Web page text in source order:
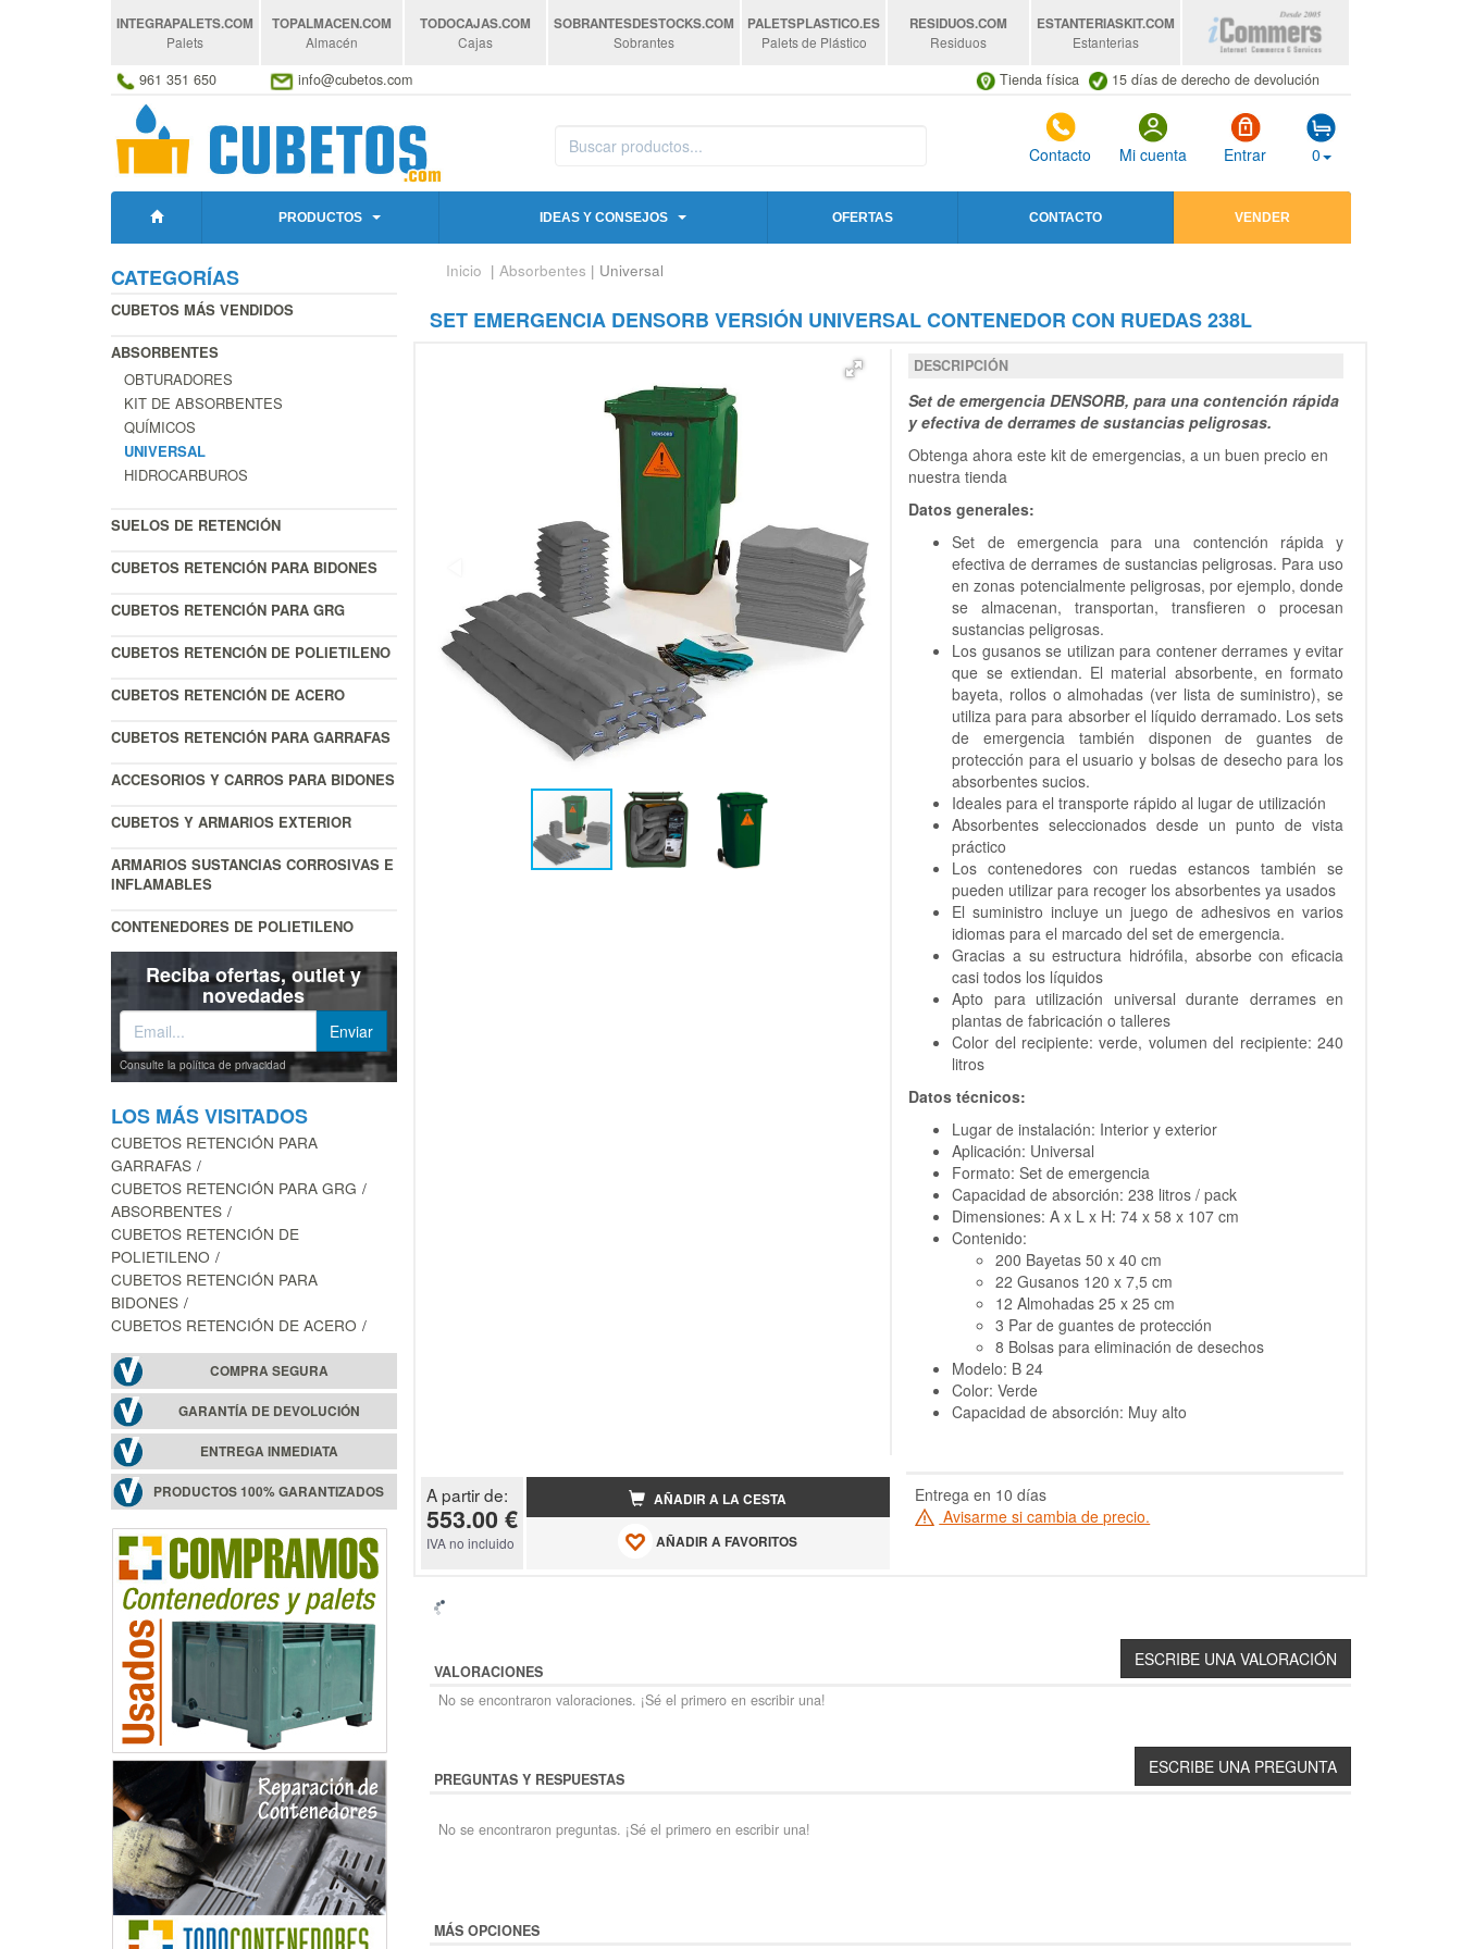
INTEGRAPALETS.COM
Palets
TOPALMACEN.COM
Almacén
TODOCAJAS.COM
Cajas
SOBRANTESDESTOCKS.COM
Sobrantes
PALETSPLASTICO.ES
Palets de Plástico
RESIDUOS.COM
Residuos
ESTANTERIASKIT.COM
Estanterias
961 351 650 info@cubetos.com Tienda física 15 días de derecho de devolución
Contacto Mi cuenta Entrar 0
PRODUCTOS IDEAS Y CONSEJOS OFERTAS CONTACTO VENDER
CATEGORÍAS
CUBETOS MÁS VENDIDOS
ABSORBENTES
OBTURADORES
KIT DE ABSORBENTES
QUÍMICOS
UNIVERSAL
HIDROCARBUROS
SUELOS DE RETENCIÓN
CUBETOS RETENCIÓN PARA BIDONES
CUBETOS RETENCIÓN PARA GRG
CUBETOS RETENCIÓN DE POLIETILENO
CUBETOS RETENCIÓN DE ACERO
CUBETOS RETENCIÓN PARA GARRAFAS
ACCESORIOS Y CARROS PARA BIDONES
CUBETOS Y ARMARIOS EXTERIOR
ARMARIOS SUSTANCIAS CORROSIVAS E
INFLAMABLES
CONTENEDORES DE POLIETILENO
Reciba ofertas, outlet y
novedades
Consulte la política de privacidad
LOS MÁS VISITADOS
CUBETOS RETENCIÓN PARA
GARRAFAS
CUBETOS RETENCIÓN PARA GRG
ABSORBENTES
CUBETOS RETENCIÓN DE
POLIETILENO
CUBETOS RETENCIÓN PARA
BIDONES
CUBETOS RETENCIÓN DE ACERO
COMPRA SEGURA
GARANTÍA DE DEVOLUCIÓN
ENTREGA INMEDIATA
PRODUCTOS 100% GARANTIZADOS
Inicio | Absorbentes | Universal
SET EMERGENCIA DENSORB VERSIÓN UNIVERSAL CONTENEDOR CON RUEDAS 238L
DESCRIPCIÓN
Set de emergencia DENSORB, para una contención rápida
y efectiva de derrames de sustancias peligrosas.
Obtenga ahora este kit de emergencias, a un buen precio en
nuestra tienda
Datos generales:
Set de emergencia para una contención rápida y
efectiva de derrames de sustancias peligrosas. Para uso
en zonas potencialmente peligrosas, por ejemplo, donde
se almacenan, transportan, transfieren o procesan
sustancias peligrosas.
Los gusanos se utilizan para contener derrames y evitar
que se extiendan. El material absorbente, en formato
bayeta, rollos o almohadas (ver lista de suministro), se
utiliza para para absorber el líquido derramado. Los sets
de emergencia también disponen de guantes de
protección para el usuario y bolsas de desecho para los
absorbentes sucios.
Ideales para el transporte rápido al lugar de utilización
Absorbentes seleccionados desde un punto de vista
práctico
Los contenedores con ruedas estancos también se
pueden utilizar para recoger los absorbentes ya usados
El suministro incluye un juego de adhesivos en varios
idiomas para el marcado del set de emergencia.
Gracias a su estructura hidrófila, absorbe con eficacia
casi todos los líquidos
Apto para utilización universal durante derrames en
plantas de fabricación o talleres
Color del recipiente: verde, volumen del recipiente: 240
litros
Datos técnicos:
Lugar de instalación: Interior y exterior
Aplicación: Universal
Formato: Set de emergencia
Capacidad de absorción: 238 litros / pack
Dimensiones: A x L x H: 74 x 58 x 107 cm
Contenido:
200 Bayetas 50 x 40 cm
22 Gusanos 120 x 7,5 cm
12 Almohadas 25 x 25 cm
3 Par de guantes de protección
8 Bolsas para eliminación de desechos
Modelo: B 24
Color: Verde
Capacidad de absorción: Muy alto
A partir de:
553.00 €
IVA no incluido
AÑADIR A LA CESTA
AÑADIR A FAVORITOS
Entrega en 10 días
Avisarme si cambia de precio.
VALORACIONES
No se encontraron valoraciones. ¡Sé el primero en escribir una!
PREGUNTAS Y RESPUESTAS
No se encontraron preguntas. ¡Sé el primero en escribir una!
MÁS OPCIONES